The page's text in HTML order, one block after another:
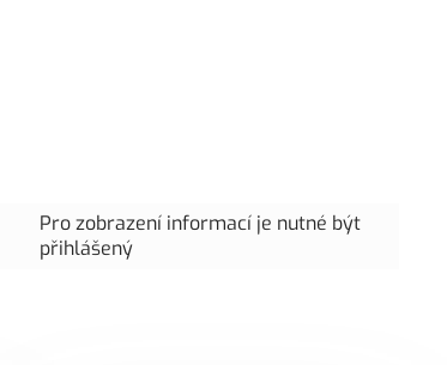
Pro zobrazení informací je nutné být
přihlášený